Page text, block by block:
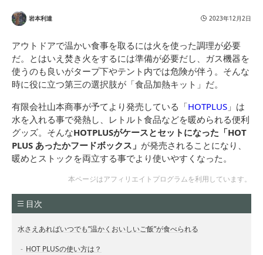
岩本利達 2023年12月2日
アウトドアで温かい食事を取るには火を使った調理が必要
だ。とはいえ焚き火をするには準備が必要だし、ガス機器を
使うのも良いがタープ下やテント内では危険が伴う。そんな
時に役に立つ第三の選択肢が「食品加熱キット」だ。
有限会社山本商事が予てより発売している「HOTPLUS 」は
水を入れる事で発熱し、レトルト食品などを暖められる便利
グッズ。そんなHOTPLUSがケースとセットになった「HOT
PLUS あったかフードボックス」 が発売されることになり、
暖めとストックを両立する事でより使いやすくなった。
本ページはアフィリエイトプログラムを利用しています。
目次
水さえあればいつでも”温かくおいしいご飯”が食べられる
HOT PLUSの使い方は？